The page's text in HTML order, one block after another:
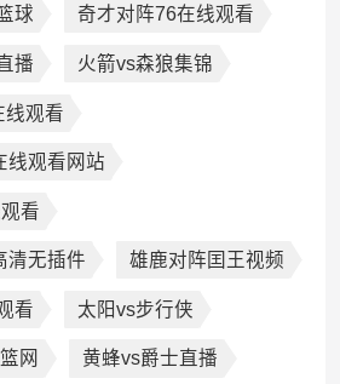
球 奇才对阵76在线观看
播 火箭vs森狼集锦
线观看
线观看网站
看
清无插件 雄鹿对阵囯王视频
看 太阳vs步行侠
网 黄蜂vs爵士直播